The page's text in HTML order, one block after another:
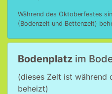
Während des Oktoberfestes
(Bodenzelt und Bettenzelt)
Bodenplatz im
(dieses Zelt ist während
beheizt)